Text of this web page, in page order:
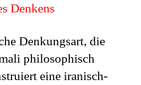
Denkens
Denkungsart, die
philosophisch
eine iranisch-